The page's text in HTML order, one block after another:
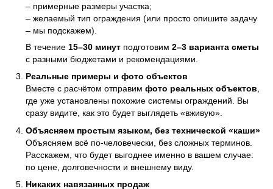
– примерные размеры участка;
– желаемый тип ограждения (или просто опишите задачу
– мы подскажем).
В течение 15–30 минут подготовим 2–3 варианта сметы
с разными бюджетами и рекомендациями.
Реальные примеры и фото объектов
Вместе с расчётом отправим фото реальных объектов
где уже установлены похожие системы ограждений. Вы
сразу видите, как это будет выглядеть «вживую».
Объясняем простым языком, без технической «каши»
Объясняем всё по-человечески, без сложных терминов.
Расскажем, что будет выгоднее именно в вашем случае:
по цене, долговечности и внешнему виду.
Никаких навязанных продаж